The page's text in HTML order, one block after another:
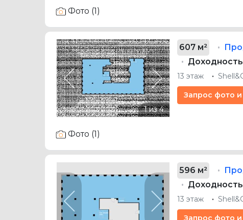
Фото (1)
Previous Next
607 м²
Доходность
13 этаж
Запрос фото
Фото (1)
Previous Next
596 м²
Доходность
13 этаж
Запрос фото